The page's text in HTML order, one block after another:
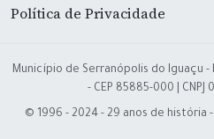
Política de Privacidade
Município de Serranópolis do Iguaçu -
- CEP 85885-000 | CNPJ
© 1996 - 2024 - 29 anos de história